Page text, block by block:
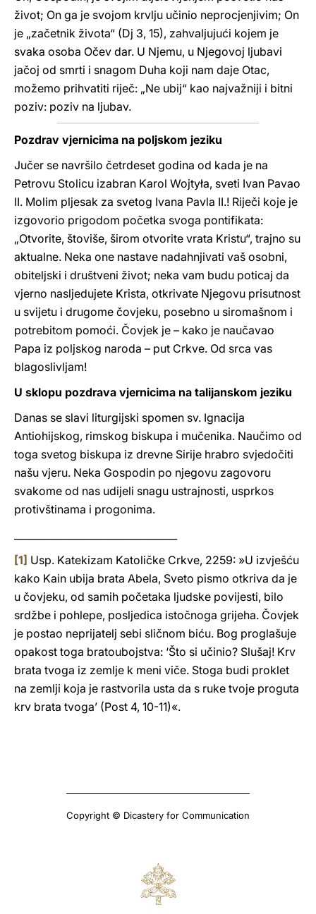
život; On ga je svojom krvlju učinio neprocjenjivim; On
je „začetnik života“ (Dj 3, 15), zahvaljujući kojem je
svaka osoba Očev dar. U Njemu, u Njegovoj ljubavi
jačoj od smrti i snagom Duha koji nam daje Otac,
možemo prihvatiti riječ: „Ne ubij“ kao najvažniji i bitni
poziv: poziv na ljubav.
Pozdrav vjernicima na poljskom jeziku
Jučer se navršilo četrdeset godina od kada je na
Petrovu Stolicu izabran Karol Wojtyła, sveti Ivan Pavao
II. Molim pljesak za svetog Ivana Pavla II.! Riječi koje je
izgovorio prigodom početka svoga pontifikata:
„Otvorite, štoviše, širom otvorite vrata Kristu“, trajno su
aktualne. Neka one nastave nadahnjivati vaš osobni,
obiteljski i društveni život; neka vam budu poticaj da
vjerno nasljedujete Krista, otkrivate Njegovu prisutnost
u svijetu i drugome čovjeku, posebno u siromašnom i
potrebitom pomoći. Čovjek je – kako je naučavao
Papa iz poljskog naroda – put Crkve. Od srca vas
blagoslivljam!
U sklopu pozdrava vjernicima na talijanskom jeziku
Danas se slavi liturgijski spomen sv. Ignacija
Antiohijskog, rimskog biskupa i mučenika. Naučimo od
toga svetog biskupa iz drevne Sirije hrabro svjedočiti
našu vjeru. Neka Gospodin po njegovu zagovoru
svakome od nas udijeli snagu ustrajnosti, usprkos
protivštinama i progonima.
[1] Usp. Katekizam Katoličke Crkve, 2259: »U izvješću
kako Kain ubija brata Abela, Sveto pismo otkriva da je
u čovjeku, od samih početaka ljudske povijesti, bilo
srdžbe i pohlepe, posljedica istočnoga grijeha. Čovjek
je postao neprijatelj sebi sličnom biću. Bog proglašuje
opakost toga bratoubojstva: ‘Što si učinio? Slušaj! Krv
brata tvoga iz zemlje k meni viče. Stoga budi proklet
na zemlji koja je rastvorila usta da s ruke tvoje proguta
krv brata tvoga’ (Post 4, 10-11)«.
Copyright © Dicastery for Communication